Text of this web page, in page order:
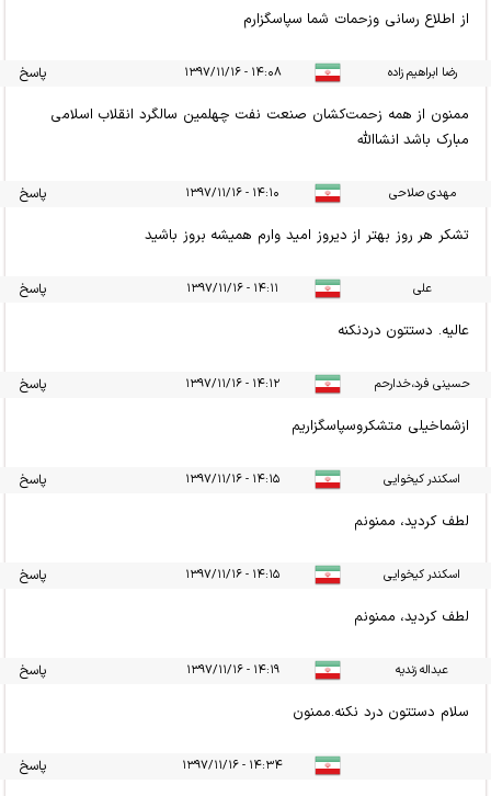
از اطلاع رسانی وزحمات شما سپاسگزارم
رضا ابراهیم زاده ۱۴:۰۸ - ۱۳۹۷/۱۱/۱۶ پاسخ
ممنون از همه زحمت‌کشان صنعت نفت چهلمین سالگرد انقلاب اسلامی
مبارک باشد انشاالله
مهدی صلاحی ۱۴:۱۰ - ۱۳۹۷/۱۱/۱۶ پاسخ
تشکر هر روز بهتر از دیروز امید وارم همیشه بروز باشید
علی ۱۴:۱۱ - ۱۳۹۷/۱۱/۱۶ پاسخ
عالیه. دستتون دردنکنه
حسینی فرد،خدارحم ۱۴:۱۲ - ۱۳۹۷/۱۱/۱۶ پاسخ
ازشماخیلی متشکروسپاسگزاریم
اسکندر کیخوایی ۱۴:۱۵ - ۱۳۹۷/۱۱/۱۶ پاسخ
لطف کردید، ممنونم
اسکندر کیخوایی ۱۴:۱۵ - ۱۳۹۷/۱۱/۱۶ پاسخ
لطف کردید، ممنونم
عبداله زندیه ۱۴:۱۹ - ۱۳۹۷/۱۱/۱۶ پاسخ
سلام دستتون درد نکنه.ممنون
۱۴:۳۴ - ۱۳۹۷/۱۱/۱۶ پاسخ